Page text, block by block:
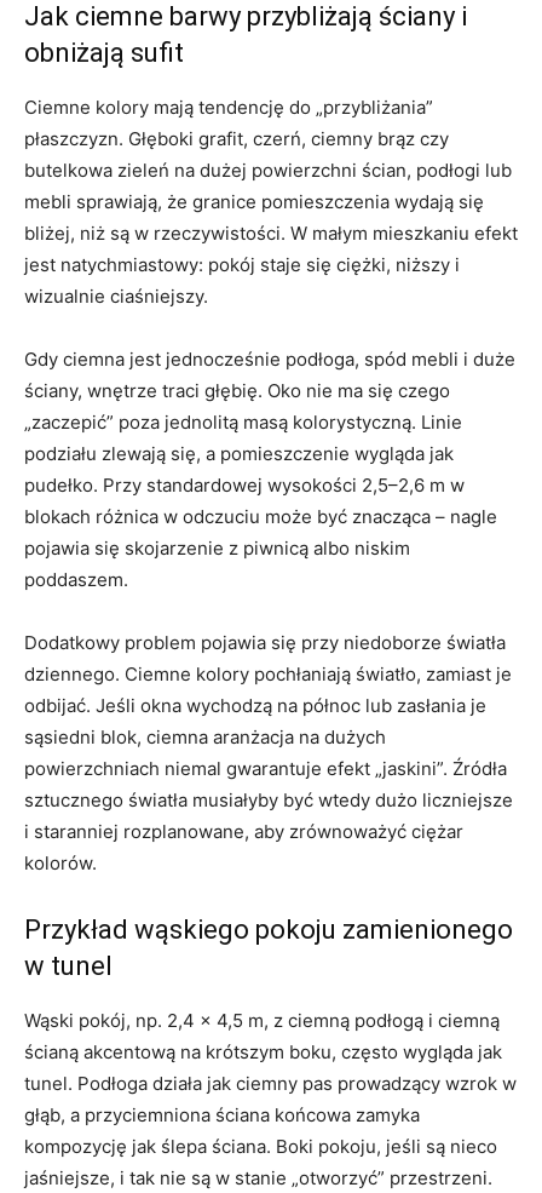
Jak ciemne barwy przybliżają ściany i
obniżają sufit
Ciemne kolory mają tendencję do „przybliżania”
płaszczyzn. Głęboki grafit, czerń, ciemny brąz czy
butelkowa zieleń na dużej powierzchni ścian, podłogi lub
mebli sprawiają, że granice pomieszczenia wydają się
bliżej, niż są w rzeczywistości. W małym mieszkaniu efekt
jest natychmiastowy: pokój staje się ciężki, niższy i
wizualnie ciaśniejszy.
Gdy ciemna jest jednocześnie podłoga, spód mebli i duże
ściany, wnętrze traci głębię. Oko nie ma się czego
„zaczepić” poza jednolitą masą kolorystyczną. Linie
podziału zlewają się, a pomieszczenie wygląda jak
pudełko. Przy standardowej wysokości 2,5–2,6 m w
blokach różnica w odczuciu może być znacząca – nagle
pojawia się skojarzenie z piwnicą albo niskim
poddaszem.
Dodatkowy problem pojawia się przy niedoborze światła
dziennego. Ciemne kolory pochłaniają światło, zamiast je
odbijać. Jeśli okna wychodzą na północ lub zasłania je
sąsiedni blok, ciemna aranżacja na dużych
powierzchniach niemal gwarantuje efekt „jaskini”. Źródła
sztucznego światła musiałyby być wtedy dużo liczniejsze
i staranniej rozplanowane, aby zrównoważyć ciężar
kolorów.
Przykład wąskiego pokoju zamienionego
w tunel
Wąski pokój, np. 2,4 × 4,5 m, z ciemną podłogą i ciemną
ścianą akcentową na krótszym boku, często wygląda jak
tunel. Podłoga działa jak ciemny pas prowadzący wzrok w
głąb, a przyciemniona ściana końcowa zamyka
kompozycję jak ślepa ściana. Boki pokoju, jeśli są nieco
jaśniejsze, i tak nie są w stanie „otworzyć” przestrzeni.